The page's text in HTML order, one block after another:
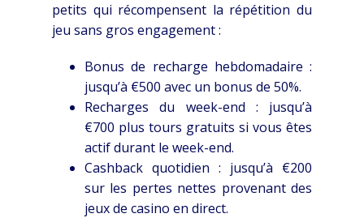
petits qui récompensent la répétition du
jeu sans gros engagement :
Bonus de recharge hebdomadaire :
jusqu’à €500 avec un bonus de 50%.
Recharges du week-end : jusqu’à
€700 plus tours gratuits si vous êtes
actif durant le week-end.
Cashback quotidien : jusqu’à €200
sur les pertes nettes provenant des
jeux de casino en direct.